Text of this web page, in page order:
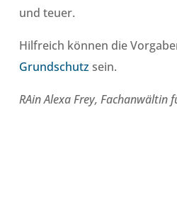
und teuer.
Hilfreich können die
Grundschutz sein.
RAin Alexa Frey, Fachanwältin